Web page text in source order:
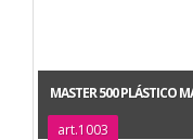
MASTER 500 PLÁSTICO
art.1003